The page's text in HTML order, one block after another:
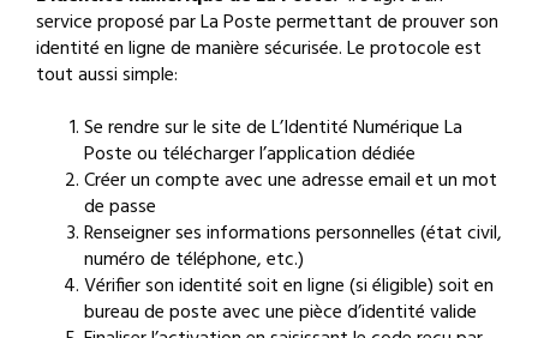
service proposé par La Poste permettant de prouver son
identité en ligne de manière sécurisée. Le protocole est
tout aussi simple:
Se rendre sur le site de L’Identité Numérique La
Poste ou télécharger l’application dédiée
Créer un compte avec une adresse email et un mot
de passe
Renseigner ses informations personnelles (état civil,
numéro de téléphone, etc.)
Vérifier son identité soit en ligne (si éligible) soit en
bureau de poste avec une pièce d’identité valide